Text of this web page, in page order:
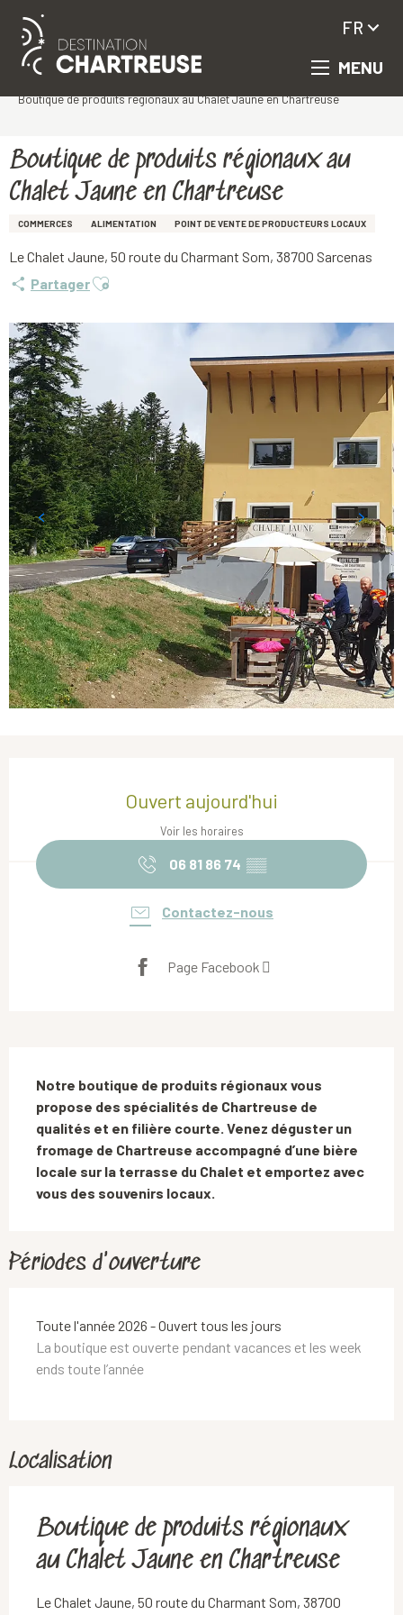
Aller
MENU
FR
Boutique de produits régionaux au Chalet Jaune en Chartreuse
Boutique de produits régionaux au
Chalet Jaune en Chartreuse
COMMERCES ALIMENTATION POINT DE VENTE DE PRODUCTEURS LOCAUX
Le Chalet Jaune, 50 route du Charmant Som, 38700 Sarcenas
PartagerAjouter aux favoris
Ouvert aujourd'hui
Voir les horaires
06 81 86 74 ▒▒
Contactez-nous
Page Facebook
Notre boutique de produits régionaux vous
propose des spécialités de Chartreuse de
qualités et en filière courte. Venez déguster un
fromage de Chartreuse accompagné d’une bière
locale sur la terrasse du Chalet et emportez avec
vous des souvenirs locaux.
Périodes d'ouverture
Toute l'année 2026 - Ouvert tous les jours
La boutique est ouverte pendant vacances et les week
ends toute l’année
Localisation
Boutique de produits régionaux
au Chalet Jaune en Chartreuse
Le Chalet Jaune, 50 route du Charmant Som, 38700